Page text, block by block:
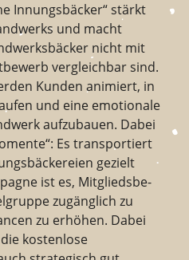
Innungs­bäcker“stärkt
und macht
nicht mit
vergleichbar sind.
Kunden animiert, in
und eine emotionale
aufzubauen. Dabei
Es trans­por­tiert
äckereien gezielt
ist es, Mitglieds­be­
zugänglich zu
zu erhöhen. Dabei
kostenlose